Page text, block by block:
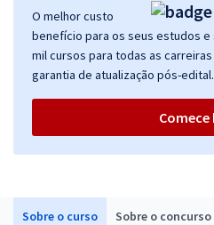
Sobre o curso Sobre o concurso
O melhor custo
benefício para os seus estudos e
mil cursos para todas as
garantia de atualização pós-edital.
Comece